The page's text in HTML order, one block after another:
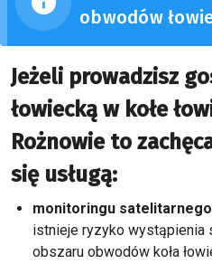
obwodów
Jeżeli prowadzisz
łowiecką w kołe
Rożnowie to
się usługą:
monitoringu
istnieje ryzyko wystąpienia
obszaru obwodów koła